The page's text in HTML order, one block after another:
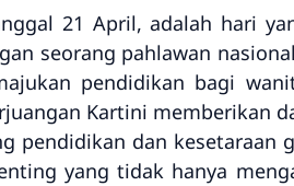
21 April, adalah hari
seorang pahlawan
pendidikan bagi
Kartini memberikan
pendidikan dan kesetaraan
yang tidak hanya